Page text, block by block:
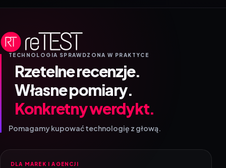
TECHNOLOGIA SPRAWDZONA W PRAKTYCE
Rzetelne recenzje.
Własne pomiary.
Konkretny werdykt.
Pomagamy kupować technologię z głową.
DLA MAREK I AGENCJI